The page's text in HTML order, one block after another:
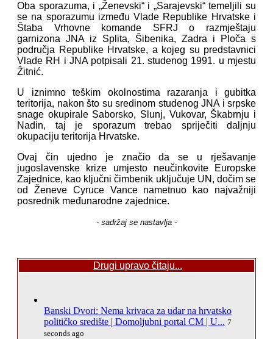
Oba sporazuma, i „Ženevski“ i „Sarajevski“ temeljili su
se na sporazumu između Vlade Republike Hrvatske i
Štaba Vrhovne komande SFRJ o razmještaju
garnizona JNA iz Splita, Šibenika, Zadra i Ploča s
područja Republike Hrvatske, a kojeg su predstavnici
Vlade RH i JNA potpisali 21. studenog 1991. u mjestu
Žitnić.
U iznimno teškim okolnostima razaranja i gubitka
teritorija, nakon što su sredinom studenog JNA i srpske
snage okupirale Saborsko, Slunj, Vukovar, Škabrnju i
Nadin, taj je sporazum trebao spriječiti daljnju
okupaciju teritorija Hrvatske.
Ovaj čin ujedno je značio da se u rješavanje
jugoslavenske krize umjesto neučinkovite Europske
Zajednice, kao ključni čimbenik uključuje UN, dočim se
od Ženeve Cyruce Vance nametnuo kao najvažniji
posrednik međunarodne zajednice.
- sadržaj se nastavlja -
Drugi upravo čitaju...
Banski Dvori: Nema krivaca za udar na hrvatsko
političko središte | Domoljubni portal CM | U... 7
seconds ago